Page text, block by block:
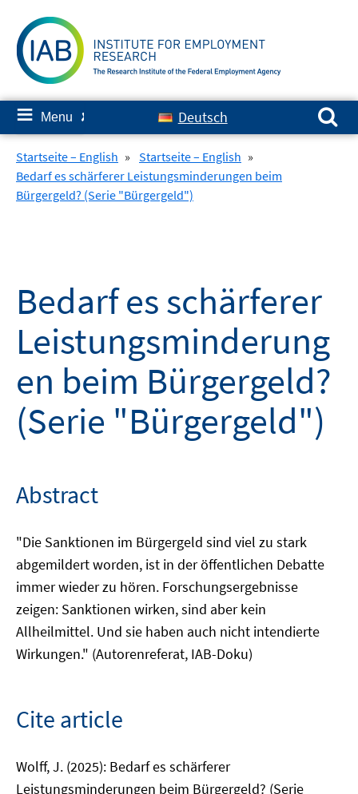
content
≡ Menu ✘ Deutsch
Search for:
Startseite – English » Startseite – English »
Bedarf es schärferer Leistungsminderungen beim
Bürgergeld? (Serie "Bürgergeld")
Bedarf es schärferer
Leistungsminderung
en beim Bürgergeld?
(Serie "Bürgergeld")
Abstract
"Die Sanktionen im Bürgergeld sind viel zu stark
abgemildert worden, ist in der öffentlichen Debatte
immer wieder zu hören. Forschungsergebnisse
zeigen: Sanktionen wirken, sind aber kein
Allheilmittel. Und sie haben auch nicht intendierte
Wirkungen." (Autorenreferat, IAB-Doku)
Cite article
Wolff, J. (2025): Bedarf es schärferer
Leistungsminderungen beim Bürgergeld? (Serie